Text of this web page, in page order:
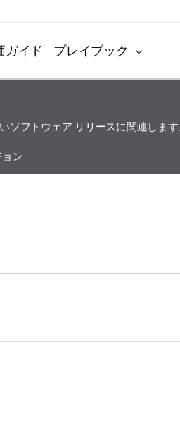
ガイド プレイブック
ソフトウェア リリースに関連しま
ン